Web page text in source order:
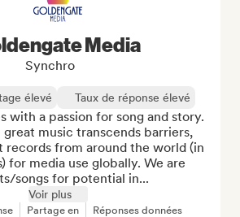
Media
Synchro
élevé Taux de réponse élevé
with a passion for song and story.
music transcends barriers,
records from around the world (in
for media use globally. We are
songs for potential in...
Voir plus
Partage en Réponses données